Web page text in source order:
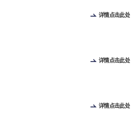
详情点击此处
详情点击此处
详情点击此处